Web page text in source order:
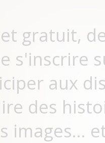
gratuit,
s'inscrire
aux
des
images...